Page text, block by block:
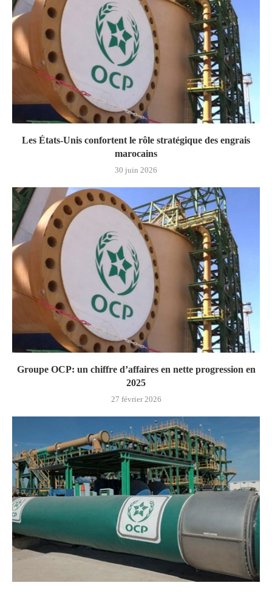
Les États-Unis confortent le rôle stratégique des engrais
marocains
30 juin 2026
Groupe OCP: un chiffre d’affaires en nette progression en
2025
27 février 2026